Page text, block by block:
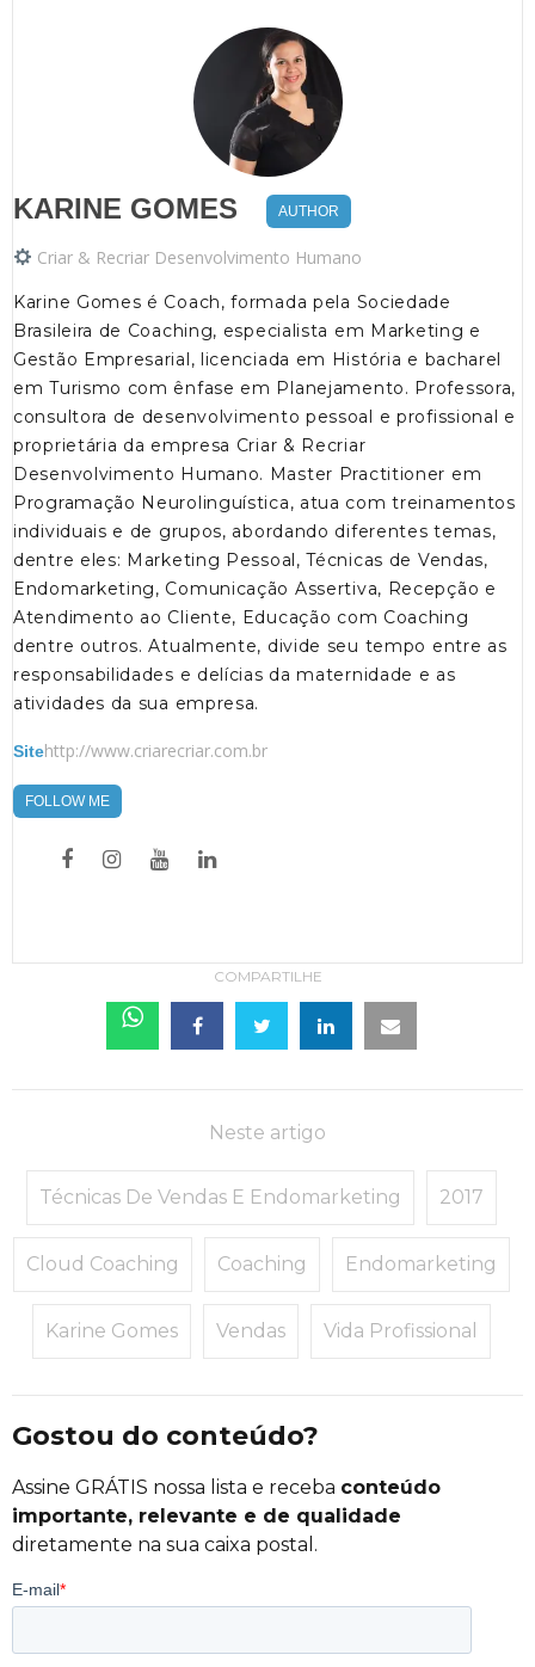
KARINE GOMES AUTHOR
Criar & Recriar Desenvolvimento Humano
Karine Gomes é Coach, formada pela Sociedade
Brasileira de Coaching, especialista em Marketing e
Gestão Empresarial, licenciada em História e bacharel
em Turismo com ênfase em Planejamento. Professora,
consultora de desenvolvimento pessoal e profissional e
proprietária da empresa Criar & Recriar
Desenvolvimento Humano. Master Practitioner em
Programação Neurolinguística, atua com treinamentos
individuais e de grupos, abordando diferentes temas,
dentre eles: Marketing Pessoal, Técnicas de Vendas,
Endomarketing, Comunicação Assertiva, Recepção e
Atendimento ao Cliente, Educação com Coaching
dentre outros. Atualmente, divide seu tempo entre as
responsabilidades e delícias da maternidade e as
atividades da sua empresa.
Sitehttp://www.criarecriar.com.br
FOLLOW ME
COMPARTILHE
Neste artigo
Técnicas De Vendas E Endomarketing 2017
Cloud Coaching Coaching Endomarketing
Karine Gomes Vendas Vida Profissional
Gostou do conteúdo?
Assine GRÁTIS nossa lista e receba conteúdo
importante, relevante e de qualidade
diretamente na sua caixa postal.